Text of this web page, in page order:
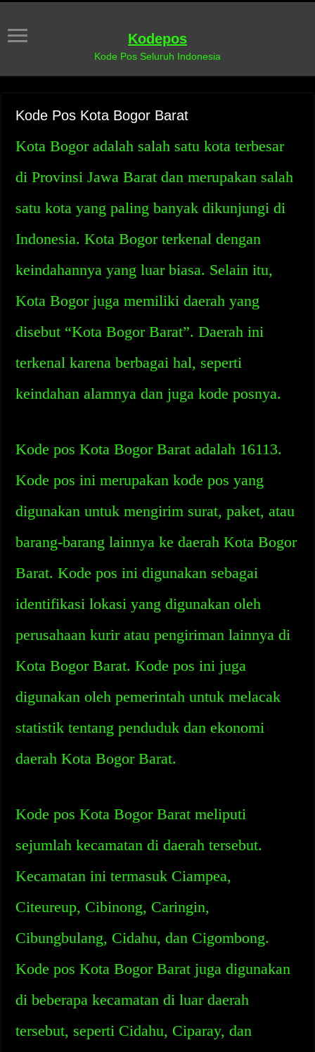
Kodepos
Kode Pos Seluruh Indonesia
Kode Pos Kota Bogor Barat
Kota Bogor adalah salah satu kota terbesar
di Provinsi Jawa Barat dan merupakan salah
satu kota yang paling banyak dikunjungi di
Indonesia. Kota Bogor terkenal dengan
keindahannya yang luar biasa. Selain itu,
Kota Bogor juga memiliki daerah yang
disebut “Kota Bogor Barat”. Daerah ini
terkenal karena berbagai hal, seperti
keindahan alamnya dan juga kode posnya.
Kode pos Kota Bogor Barat adalah 16113.
Kode pos ini merupakan kode pos yang
digunakan untuk mengirim surat, paket, atau
barang-barang lainnya ke daerah Kota Bogor
Barat. Kode pos ini digunakan sebagai
identifikasi lokasi yang digunakan oleh
perusahaan kurir atau pengiriman lainnya di
Kota Bogor Barat. Kode pos ini juga
digunakan oleh pemerintah untuk melacak
statistik tentang penduduk dan ekonomi
daerah Kota Bogor Barat.
Kode pos Kota Bogor Barat meliputi
sejumlah kecamatan di daerah tersebut.
Kecamatan ini termasuk Ciampea,
Citeureup, Cibinong, Caringin,
Cibungbulang, Cidahu, dan Cigombong.
Kode pos Kota Bogor Barat juga digunakan
di beberapa kecamatan di luar daerah
tersebut, seperti Cidahu, Ciparay, dan